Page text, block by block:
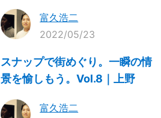
富久浩二
2022/05/23
スナップで街めぐり。一瞬の情
景を愉しもう。Vol.8｜上野
富久浩二